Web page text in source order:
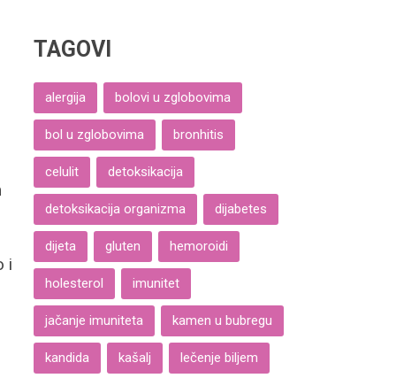
i
TAGOVI
alergija bolovi u zglobovima
bol u zglobovima bronhitis
celulit detoksikacija
detoksikacija organizma dijabetes
dijeta gluten hemoroidi
holesterol imunitet
jačanje imuniteta kamen u bubregu
kandida kašalj lečenje biljem